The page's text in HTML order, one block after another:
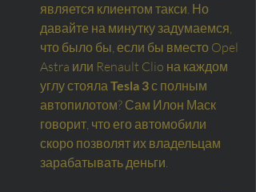
является клиентом такси. Но
давайте на минутку задумаемся,
что было бы, если бы вместо Opel
Astra или Renault Clio на каждом
углу стоялаTesla 3с полным
автопилотом? Сам Илон Маск
говорит, что его автомобили
скоро позволят их владельцам
зарабатывать деньги.